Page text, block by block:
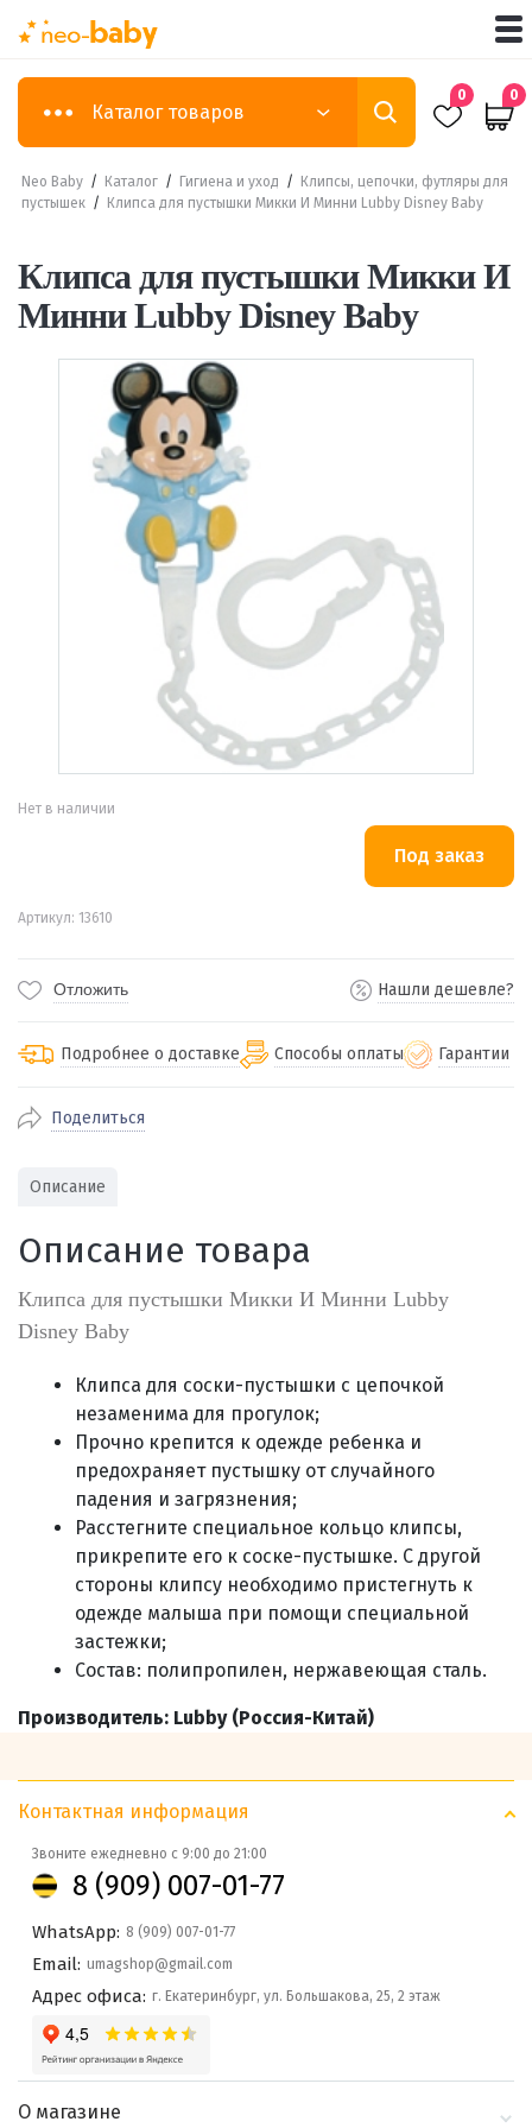
Каталог товаров
0 0
Neo Baby / Каталог / Гигиена и уход /
Клипсы, цепочки, футляры для
пустышек / Клипса для пустышки Микки И Минни Lubby Disney Baby
Клипса для пустышки Микки И
Минни Lubby Disney Baby
Нет в наличии
Артикул: 13610
Отложить Нашли дешевле?
Подробнее о доставке
По Екатеринбургу бесплатная
Отправляем во все регионы России
службами Пэк, Кит, Луч, Сдэк, Озон
доставка, Почта РФ или любой другой
транспортной компанией на Ваш выбор
Способы оплаты
Через СБП при получении (для
Екатеринбурга и близлежащих
городов)
Онлайн через СБП
Гарантии
Поделиться
Описание
Описание товара
Клипса для пустышки Микки И Минни Lubby
Disney Baby
Клипса для соски-пустышки с цепочкой
незаменима для прогулок;
Прочно крепится к одежде ребенка и
предохраняет пустышку от случайного
падения и загрязнения;
Расстегните специальное кольцо клипсы,
прикрепите его к соске-пустышке. С другой
стороны клипсу необходимо пристегнуть к
одежде малыша при помощи специальной
застежки;
Состав: полипропилен, нержавеющая сталь.
Производитель: Lubby (Россия-Китай)
Контактная информация
Звоните ежедневно с 9:00 до 21:00
8 (909) 007-01-77
WhatsApp: 8 (909) 007-01-77
Email: umagshop@gmail.com
Адрес офиса: г. Екатеринбург, ул. Большакова, 25, 2 этаж
О магазине